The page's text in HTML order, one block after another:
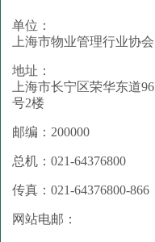
单位：
上海市物业管理行业协会
地址：
上海市长宁区荣华东道96
号2楼
邮编：200000
总机：021-64376800
传真：021-64376800-866
网站电邮：